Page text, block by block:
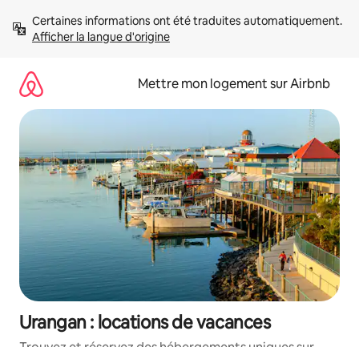
directement
Afficher la langue d'origine
Mettre mon logement sur Airbnb
Urangan : locations de vacances